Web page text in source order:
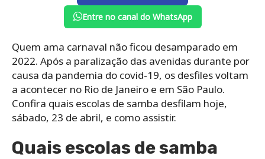
Entre no canal do WhatsApp
Quem ama carnaval não ficou desamparado em
2022. Após a paralização das avenidas durante por
causa da pandemia do covid-19, os desfiles voltam
a acontecer no Rio de Janeiro e em São Paulo.
Confira quais escolas de samba desfilam hoje,
sábado, 23 de abril, e como assistir.
Quais escolas de samba